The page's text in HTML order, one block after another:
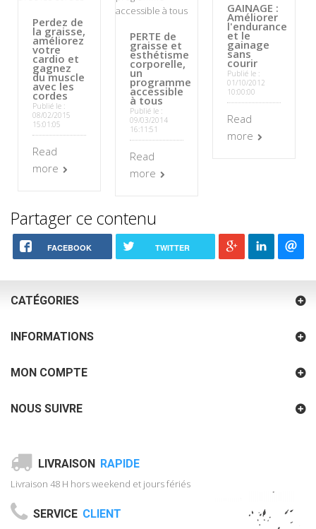
Perdez de
la graisse,
améliorez
votre
cardio et
gagnez
du muscle
avec les
cordes
Publié le :
08/02/2015
15:01:05
Read
more
PERTE de
graisse et
esthétisme
corporelle,
un
programme
accessible
à tous
Publié le :
09/03/2014
16:11:51
Read
more
GAINAGE :
Améliorer
l'endurance
et le
gainage
sans
courir
Publié le :
01/10/2012
10:00:00
Read
more
Partager ce contenu
FACEBOOK TWITTER
CATÉGORIES
INFORMATIONS
MON COMPTE
NOUS SUIVRE
LIVRAISON RAPIDE
Livraison 48 H hors weekend et jours fériés
SERVICE CLIENT